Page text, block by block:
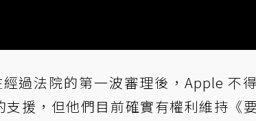
過法院的第一波審理後，Apple 不
支援，但他們目前確實有權利維持《